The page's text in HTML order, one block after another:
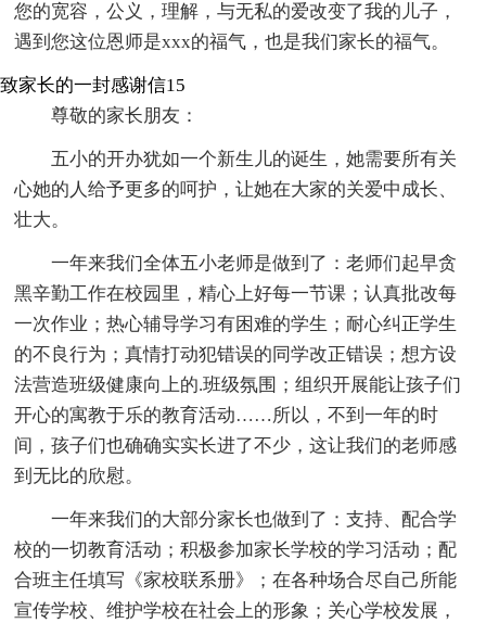
您的宽容，公义，理解，与无私的爱改变了我的儿子，
遇到您这位恩师是xxx的福气，也是我们家长的福气。
致家长的一封感谢信15
尊敬的家长朋友：
五小的开办犹如一个新生儿的诞生，她需要所有关
心她的人给予更多的呵护，让她在大家的关爱中成长、
壮大。
一年来我们全体五小老师是做到了：老师们起早贪
黑辛勤工作在校园里，精心上好每一节课；认真批改每
一次作业；热心辅导学习有困难的学生；耐心纠正学生
的不良行为；真情打动犯错误的同学改正错误；想方设
法营造班级健康向上的.班级氛围；组织开展能让孩子们
开心的寓教于乐的教育活动……所以，不到一年的时
间，孩子们也确确实实长进了不少，这让我们的老师感
到无比的欣慰。
一年来我们的大部分家长也做到了：支持、配合学
校的一切教育活动；积极参加家长学校的学习活动；配
合班主任填写《家校联系册》；在各种场合尽自己所能
宣传学校、维护学校在社会上的形象；关心学校发展，